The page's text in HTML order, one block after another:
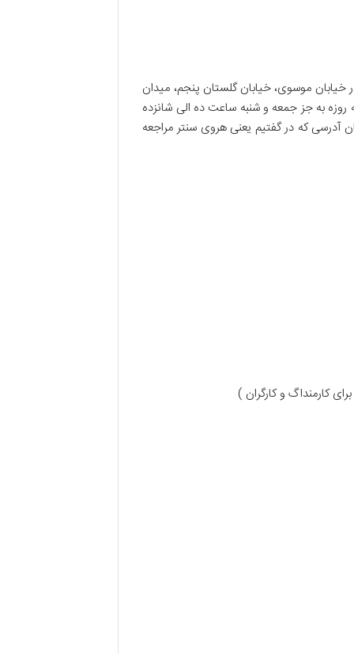
به ویزا را به مرکزی در خیابان موسوی، خیابان گلستان پنجم، میدان
روزه به جز جمعه و شنبه ساعت ده الی شانزده
آدرسی که در گفتیم یعنی هروی سنتر مراجعه
کارمنداگ و کارگران )